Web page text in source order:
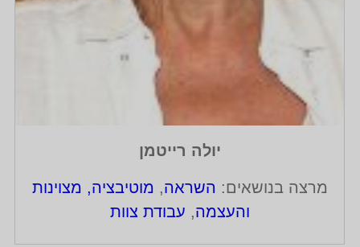
יולה רייטמן
מרצה בנושאים: השראה, מוטיבציה, מצוינות
והעצמה, עבודת צוות